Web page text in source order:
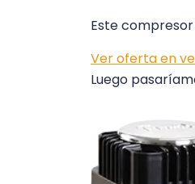
Este
Ver oferta en
Luego